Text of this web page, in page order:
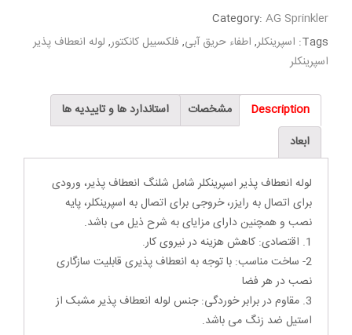
Category: AG Sprinkler
Tags: اسپرینکلر, اطفاء حریق آبی, فلکسیبل کانکتور, لوله انعطاف پذیر
اسپرینکلر
Description مشخصات
استاندارد ها و تاییدیه ها
ابعاد
لوله انعطاف پذیر اسپرینکلر شامل شلنگ انعطاف پذیر، ورودی
برای اتصال به رایزر، خروجی برای اتصال به اسپرینکلر، پایه
نصب و همچنین دارای مزایای به شرح ذیل می باشد.
1. اقتصادی: کاهش هزینه در نیروی کار.
2- ساخت مناسب: با توجه به انعطاف پذیری قابلیت سازگاری
نصب در هر فضا
3. مقاوم در برابر خوردگی: جنس لوله انعطاف پذیر مشبک از
استیل ضد زنگ می باشد.